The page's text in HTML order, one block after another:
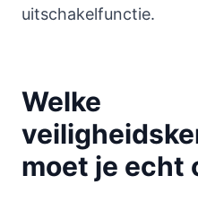
uitschakelfunctie.
Welke
moet je echt